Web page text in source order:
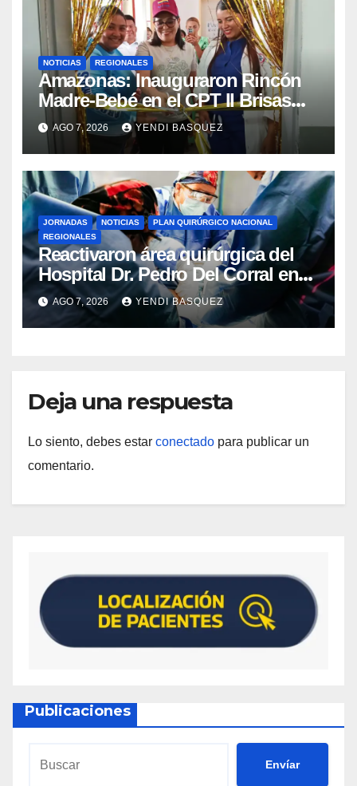
NOTICIAS REGIONALES
​Amazonas: Inauguraron Rincón
Madre-Bebé en el CPT II Brisas
del Aeropuerto ​Inauguraron
Rincón
AGO 7, 2026 YENDI BASQUEZ
JORNADAS NOTICIAS
PLAN QUIRÚRGICO NACIONAL
REGIONALES
Reactivaron área quirúrgica del
Hospital Dr. Pedro Del Corral en
Guárico
AGO 7, 2026 YENDI BASQUEZ
Deja una respuesta
Lo siento, debes estar conectado para publicar un
comentario.
Publicaciones
Envíar